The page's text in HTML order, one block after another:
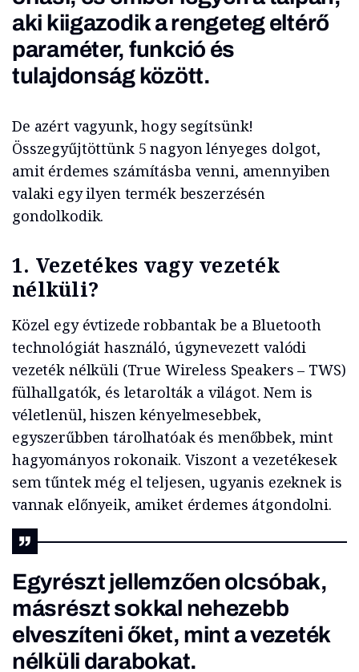
aki kiigazodik a rengeteg eltérő
paraméter, funkció és
tulajdonság között.
De azért vagyunk, hogy segítsünk!
Összegyűjtöttünk 5 nagyon lényeges dolgot,
amit érdemes számításba venni, amennyiben
valaki egy ilyen termék beszerzésén
gondolkodik.
1. Vezetékes vagy vezeték
nélküli?
Közel egy évtizede robbantak be a Bluetooth
technológiát használó, úgynevezett valódi
vezeték nélküli (True Wireless Speakers – TWS)
fülhallgatók, és letarolták a világot. Nem is
véletlenül, hiszen kényelmesebbek,
egyszerűbben tárolhatóak és menőbbek, mint
hagyományos rokonaik. Viszont a vezetékesek
sem tűntek még el teljesen, ugyanis ezeknek is
vannak előnyeik, amiket érdemes átgondolni.
Egyrészt jellemzően olcsóbak,
másrészt sokkal nehezebb
elveszíteni őket, mint a vezeték
nélküli darabokat.